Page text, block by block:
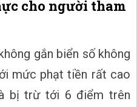
cho người tham
gắn biển số không
mức phạt tiền rất cao
bị trừ tới 6 điểm trên